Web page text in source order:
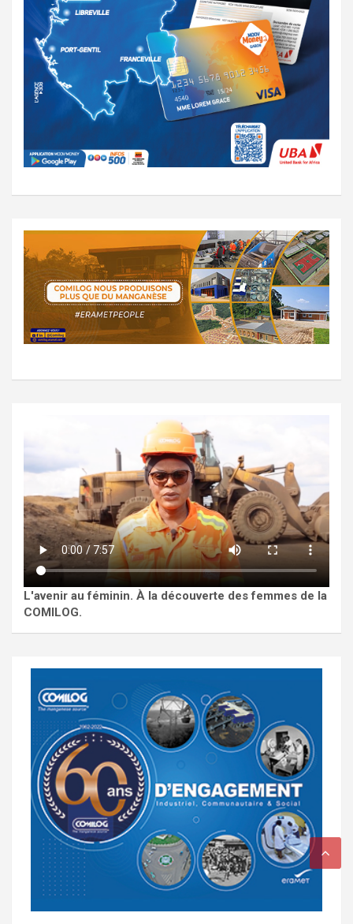
L'avenir au féminin. À la découverte des femmes de la
COMILOG.